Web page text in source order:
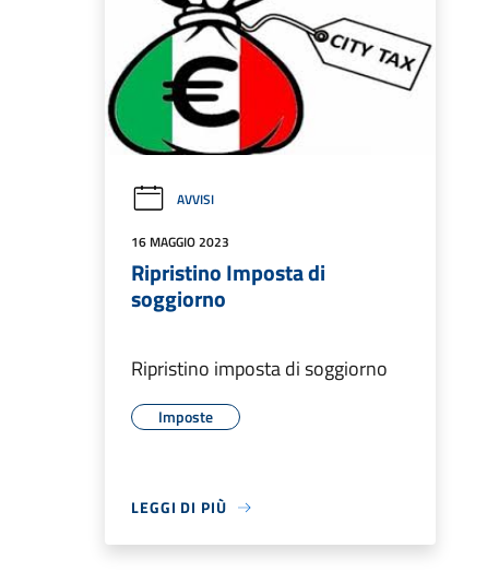
AVVISI
16 MAGGIO 2023
Ripristino Imposta di
soggiorno
Ripristino imposta di soggiorno
Imposte
LEGGI DI PIÙ